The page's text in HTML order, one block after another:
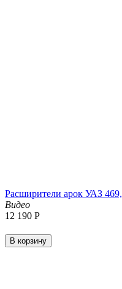
Расширители арок УАЗ
Видео
12 190 Р
В корзину